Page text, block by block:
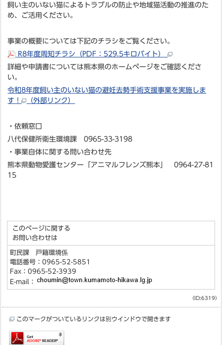
飼い主のいない猫によるトラブルの防止や地域猫活動の推進のた
め、ご活用ください。
事業の概要については下記のチラシをご覧ください。
R8年度周知チラシ（PDF：529.5キロバイト）
詳細や申請書については熊本県のホームページをご確認くださ
い。
令和8年度飼い主のいない猫の避妊去勢手術支援事業を実施しま
す！
（外部リンク）
・依頼窓口
八代保健所衛生環境課 0965-33-3198
・事業自体に関する問い合わせ先
熊本県動物愛護センター「アニマルフレンズ熊本」 0964-27-81
15
このページに関する
お問い合わせは
町民課 戸籍環境係
電話番号：0965-52-5851
Fax：0965-52-3939
E-mail：
（ID:6319）
このマークがついているリンクは別ウインドウで開きます